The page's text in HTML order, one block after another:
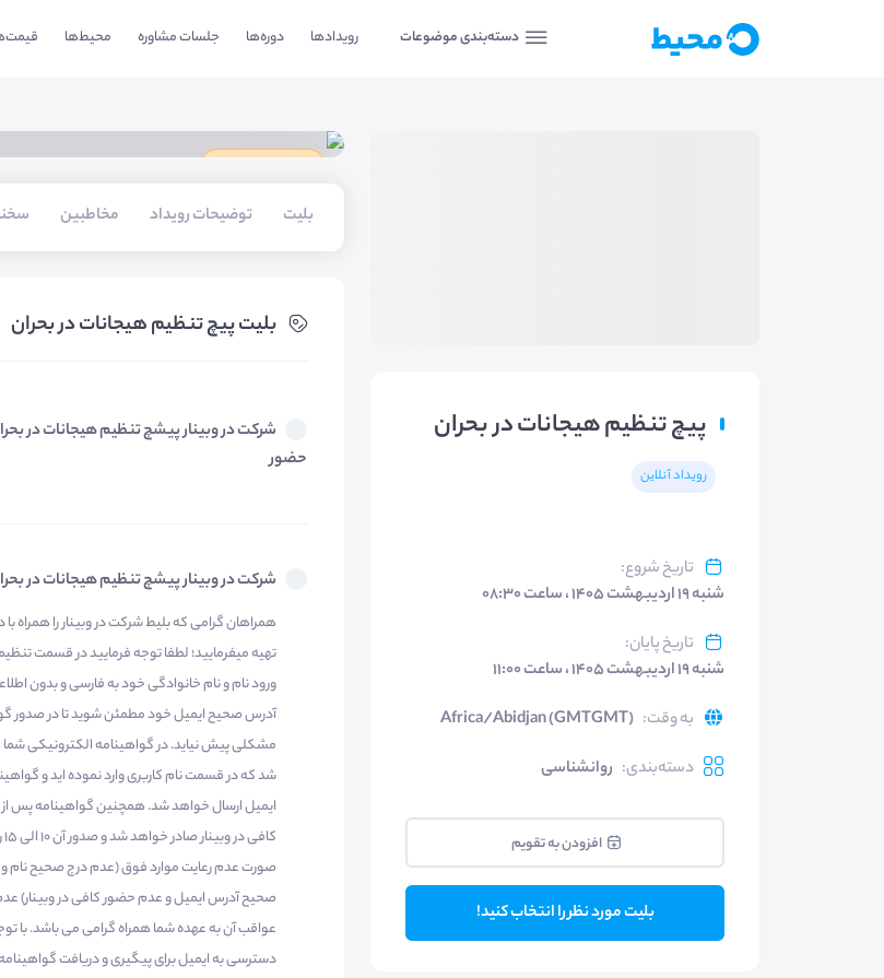
دسته‌بندی موضوعات رویدادها دوره‌ها جلسات مشاوره محیط‌ها
پیچ تنظیم هیجانات در بحران
رویداد آنلاین
تاریخ شروع:
شنبه ۱۹ اردیبهشت ۱۴۰۵ ، ساعت ۰۸:۳۰
تاریخ پایان:
شنبه ۱۹ اردیبهشت ۱۴۰۵ ، ساعت ۱۱:۰۰
به وقت:
Africa/Abidjan (GMTGMT)
دسته‌بندی: روانشناسی
افزودن به تقویم
بلیت مورد نظر را انتخاب کنید!
بلیت‌ توضیحات رویداد مخاطبین
بلیت‌ پیچ تنظیم هیجانات در بحران
شرکت در وبینار پیشچ تنظیم هیجانات در
حضور
شرکت در وبینار پیشچ تنظیم هیجانات در
همراهان گرامی که بلیط شرکت در وبینار را همراه
تهیه میفرمایید؛ لطفا توجه فرمایید در قسمت
ورود نام و نام خانوادگی خود به فارسی و بدون
آدرس صحیح ایمیل خود مطمئن شوید تا در صدور
مشکلی پیش نیاید. در گواهینامه الکترونیکی
شد که در قسمت نام کاربری وارد نموده اید و
ایمیل ارسال خواهد شد. همچنین گواهینامه پس
صورت عدم رعایت موارد فوق (عدم درج صحیح نام و
صحیح آدرس ایمیل و عدم حضور کافی در وبینار)
عواقب آن به عهده شما همراه گرامی می باشد. با
دسترسی به ایمیل برای پیگیری و دریافت